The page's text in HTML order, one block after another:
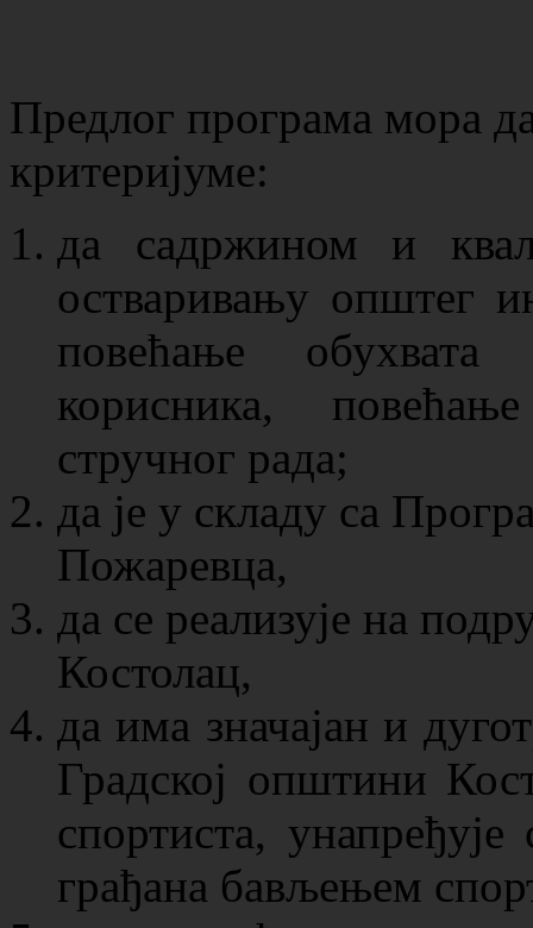
Предлог програма мора
критеријуме:
да садржином и
остваривању општег
повећање
корисника,
стручног рада;
да је у складу са
Пожаревца,
да се реализује на
Костолац,
да има значајан и
Градској општини
спортиста,
грађана бављењем